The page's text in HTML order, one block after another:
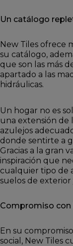
Un catálogo
New Tiles ofrece
su catálogo,
que son las más
apartado a las
hidráulicas.
Un hogar no es
una extensión de
azulejos
donde sentirte a
Gracias a la gran
inspiración que
cualquier tipo de
suelos de
Compromiso con
En su
social, New Tiles